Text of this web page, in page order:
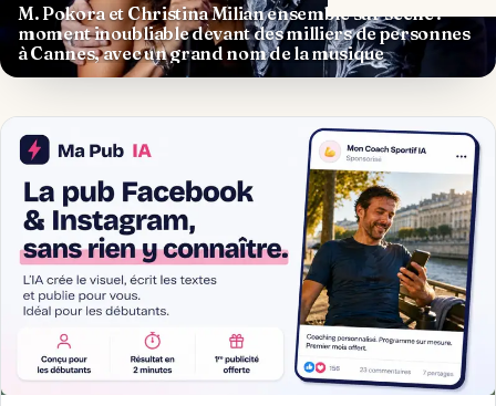
M. Pokora et Christina Milian ensemble sur scène :
moment inoubliable devant des milliers de personnes
à Cannes, avec un grand nom de la musique